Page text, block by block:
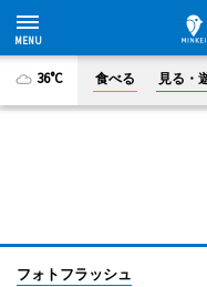
36°C 食べる 見る・
フォトフラッシュ